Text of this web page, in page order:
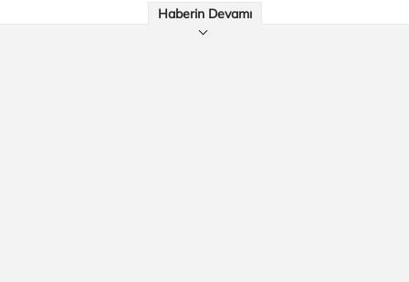
Haberin Devamı